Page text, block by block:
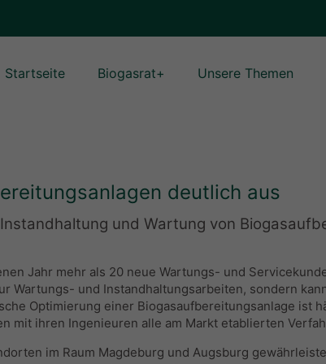
Startseite Biogasrat+ Unsere Themen
deutlich aus
und Wartung von
Jahr mehr als 20 neue Wartungs- und
Wartungs- und Instandhaltungsarbeiten, sondern
Optimierung einer Biogasaufbereitungsanlage ist
mit ihren Ingenieuren alle am Markt etablierten
im Raum Magdeburg und Augsburg